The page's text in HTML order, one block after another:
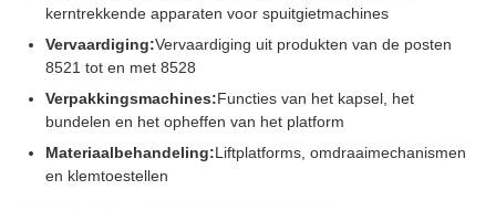
kerntrekkende apparaten voor spuitgietmachines
Vervaardiging:Vervaardiging uit produkten van de posten
8521 tot en met 8528
Verpakkingsmachines:Functies van het kapsel, het
bundelen en het opheffen van het platform
Materiaalbehandeling:Liftplatforms, omdraaimechanismen
en klemtoestellen